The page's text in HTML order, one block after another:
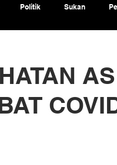
Politik Sukan
AS